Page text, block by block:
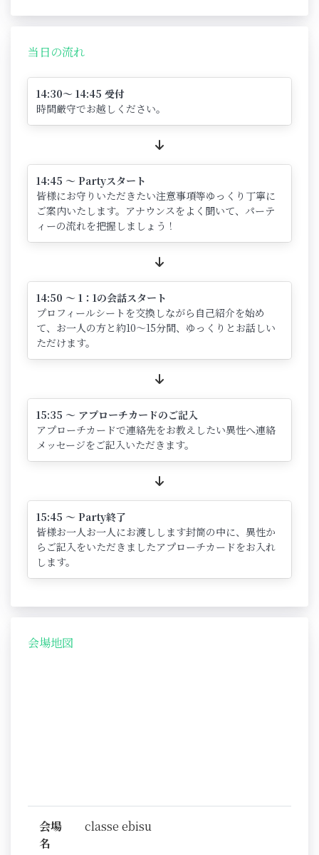
当日の流れ
14:30～ 14:45 受付
時間厳守でお越しください。
14:45 ～ Partyスタート
皆様にお守りいただきたい注意事項等ゆっくり丁寧に
ご案内いたします。アナウンスをよく聞いて、パーテ
ィーの流れを把握しましょう！
14:50 ～ 1：1の会話スタート
プロフィールシートを交換しながら自己紹介を始め
て、お一人の方と約10～15分間、ゆっくりとお話しい
ただけます。
15:35 ～ アプローチカードのご記入
アプローチカードで連絡先をお教えしたい異性へ連絡
メッセージをご記入いただきます。
15:45 ～ Party終了
皆様お一人お一人にお渡しします封筒の中に、異性か
らご記入をいただきましたアプローチカードをお入れ
します。
会場地図
会場
名
classe ebisu